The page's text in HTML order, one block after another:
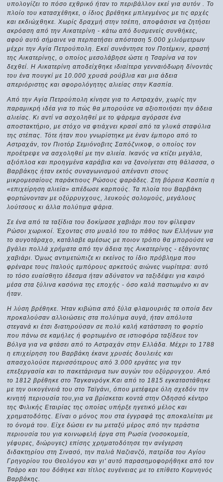
υπολογίζει το πόσο εχθρικό ήταν το περιβάλλον εκεί για αυτόν . Το
πλοίο του κατασχέθηκε, ο ίδιος βρέθηκε μπλεγμένος με τις αρχές
και εκδιώχθηκε. Χωρίς δραχμή στην τσέπη, αποφάσισε να ζητήσει
ακρόαση από την Αικατερίνη - κάτω από δυσμενείς συνθήκες,
αφού αυτό σήμαινε να περπατήσει απόσταση 5.000 χιλιόμετρων
μέχρι την Αγία Πετρούπολη. Εκεί συνάντησε τον Ποτέμκιν, εραστή
της Αικατερίνης, ο οποίος μεσολάβησε ώστε η Τσαρίνα να τον
δεχθεί. Η Αικατερίνη αποδείχθηκε ιδιαίτερα γενναιόδωρη δίνοντάς
του ένα πουγκί με 10.000 χρυσά ρούβλια και μια άδεια
απεριόριστης και αφορολόγητης αλιείας στην Κασπία.
Από την Αγία Πετρούπολη κίνησε για το Αστραχάν, χωρίς την
παραμικρή ιδέα για το πώς θα μπορούσε να αξιοποιήσει την άδεια
αλιείας. Κι αντί να ασχοληθεί με το ψάρεμα αγόρασε ένα
αποστακτήριο, με στόχο να φτιάχνει κρασί από τα γλυκά σταφύλια
της στέπας. Τότε ήταν που γνωρίστηκε με έναν έμπορο από το
Αστραχάν, τον Πιοτόρ Σεμιόνοβιτς Σαπόζνικοφ, ο οποίος τον
προέτρεψε να ασχοληθεί με την αλιεία. Ικανός να κτίζει μεγάλα,
αξιόπλοα και προηγμένα καράβια και να ξανοίγεται στη θάλασσα, ο
Βαρβάκης ήταν εκτός συναγωνισμού απέναντι στους
μικρομεσαίους παράκτιους Ρώσους ψαράδες. Στη βόρεια Κασπία η
«επιχείρηση αλιεία» απέδωσε καρπούς. Τα πλοία του Βαρβάκη
φορτώνονταν με οξύρρυγχους, λευκούς σολομούς, μεγάλους
λούτσους κι άλλα πολύτιμα ψάρια.
Σε ένα από τα ταξίδια του δοκίμασε χαβιάρι που τον φίλεψαν
Ρώσοι χωρικοί. Έχοντας στο μυαλό του το πάθος των Ελλήνων για
το αυγοτάραχο, κατάλαβε αμέσως με ποιον τρόπο θα μπορούσε να
βγάλει πολλά χρήματα από την άδεια της Αικατερίνης - εξάγοντας
χαβιάρι. Όμως αντιμετώπιζε κι εκείνος το ίδιο πρόβλημα που
φρέναρε τους Ιταλούς εμπόρους αρκετούς αιώνες νωρίτερα: αυτό
το τόσο ευαίσθητο έδεσμα ήταν αδύνατον να ταξιδέψει για καιρό
μέσα στα ξύλινα κασόνια της εποχής - όσο καλά παστωμένο κι αν
ήταν.
Η λύση βρέθηκε. Ήταν κιβώτια από ξύλα φλαμουριάς τα οποία δεν
προκαλούσαν αλλοιώσεις στα πολύτιμα αυγά, ήταν απόλυτα
στεγανά κι έτσι διατηρούσαν σε πολύ καλή κατάσταση το φορτίο
που πάνω σε καμήλες ή φορτωμένο σε ιστιοφόρα ταξίδευε τον
Βόλγα για να φτάσει από το Αστραχάν στην Ελλάδα. Μέχρι το 1788
η επιχείρηση του Βαρβάκη έκανε χρυσές δουλειές και
απασχολούσε περισσότερους από 3.000 εργάτες για την
επεξεργασία και το πακετάρισμα των αυγών του οξύρρυγχου. Από
το 1812 βρέθηκε στο Ταγκανρόγκ.Και από το 1815 εγκαταστάθηκε
με την οικογένειά του στο Ταϊγάνι, όπου μετέφερε όλη σχεδόν την
κινητή περιουσία του,για να βρίσκεται κοντά στην Οδησσό κέντρο
της Φιλικής Εταιρίας της οποίας υπήρξε ηγετικό μέλος και
χρηματοδότης. Είναι ο μόνος που στα έγγραφά της αποκαλείται με
το όνομά του. Είχε δώσει εν τω μεταξύ μέρος από την τεράστια
περιουσία του για κοινωφελή έργα στη Ρωσία (νοσοκομεία,
γέφυρες, διώρυγες) επίσης χρηματοδότησε την ανέγερση
διδακτηρίου στη Σινασό, την παλιά Ναζιανζό, πατρίδα του Αγίου
Γρηγορίου του Θεολόγου και γι' αυτό παρασημοφορήθηκε από τον
Τσάρο και του δόθηκε και τίτλος ευγένειας με το επίθετο Κομνηνός
Βαρβάκης.